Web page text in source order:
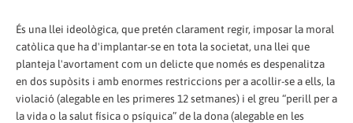
És una llei ideològica, que pretén clarament regir, imposar la moral
catòlica que ha d'implantar-se en tota la societat, una llei que
planteja l'avortament com un delicte que només es despenalitza
en dos supòsits i amb enormes restriccions per a acollir-se a ells, la
violació (alegable en les primeres 12 setmanes) i el greu “perill per a
la vida o la salut física o psíquica” de la dona (alegable en les